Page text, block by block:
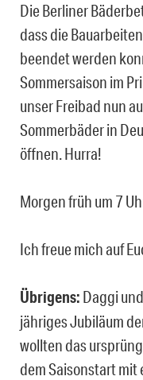
Die Berliner
dass die
beendet werden
Sommersaison im
unser Freibad nun
Sommerbäder in
öffnen. Hurra!
Morgen früh um 7
Ich freue mich auf
Übrigens: Daggi
jähriges Jubiläum
wollten das
dem Saisonstart mit